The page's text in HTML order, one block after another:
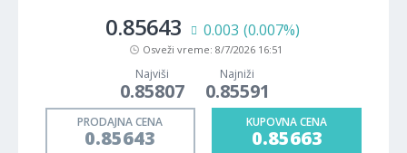
0.85643 0.003 (0.007%)
Osveži vreme: 8/7/2026 16:51
Najviši
0.85807
Najniži
0.85591
PRODAJNA CENA
0.85643
KUPOVNA CENA
0.85663